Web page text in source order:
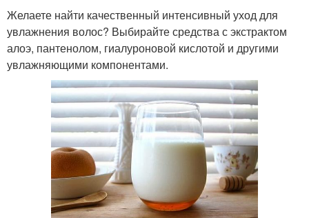
Желаете найти качественный интенсивный уход для
увлажнения волос? Выбирайте средства с экстрактом
алоэ, пантенолом, гиалуроновой кислотой и другими
увлажняющими компонентами.